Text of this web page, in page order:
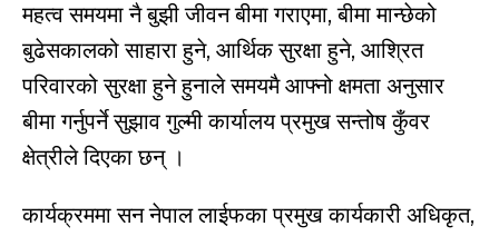
महत्व समयमा नै बुझी जीवन बीमा गराएमा, बीमा मान्छेको
बुढेसकालको साहारा हुने, आर्थिक सुरक्षा हुने, आश्रित
परिवारको सुरक्षा हुने हुनाले समयमै आफ्नो क्षमता अनुसार
बीमा गर्नुपर्ने सुझाव गुल्मी कार्यालय प्रमुख सन्तोष कुँवर
क्षेत्रीले दिएका छन् ।
कार्यक्रममा सन नेपाल लाईफका प्रमुख कार्यकारी अधिकृत,